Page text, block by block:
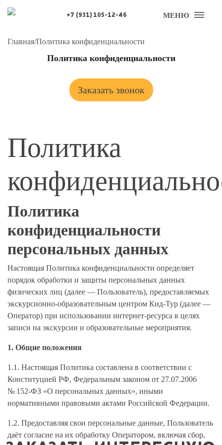
+7 (931) 105-12-46 МЕНЮ
Главная/Политика конфиденциальности
Политика конфиденциальности
Заказать звонок
Политика
Политика
конфиденциальности
персональных данных
Настоящая Политика конфиденциальности определяет
порядок обработки и защиты персональных данных
физических лиц (далее — Пользователь), предоставляемых
экскурсионно-образовательным центром Кид-Тур (далее —
Оператор) при использовании интернет-ресурса в целях
записи на экскурсии и образовательные мероприятия.
1. Общие положения
1.1. Настоящая Политика составлена в соответствии с
Конституцией РФ, Федеральным законом от 27.07.2006
№ 152-ФЗ «О персональных данных», иными
нормативными правовыми актами Российской Федерации.
1.2. Предоставляя свои персональные данные, Пользователь
даёт согласие на их обработку Оператором, включая сбор,